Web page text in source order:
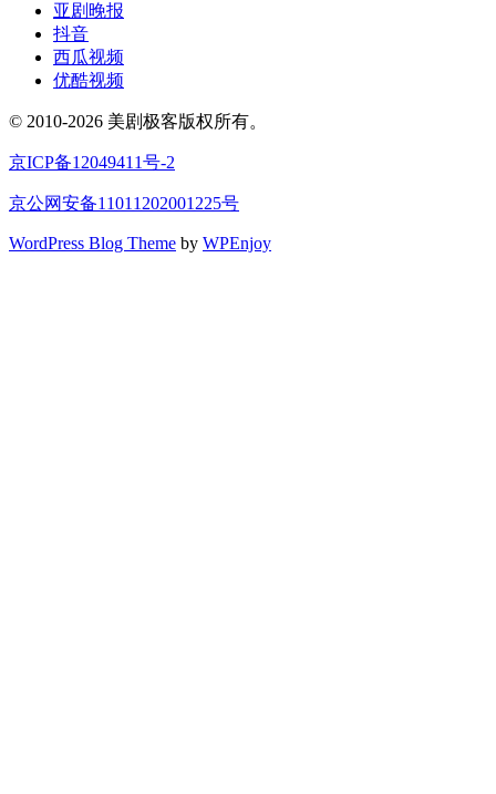
亚剧晚报
抖音
西瓜视频
优酷视频
© 2010-2026 美剧极客版权所有。
京ICP备12049411号-2
京公网安备11011202001225号
WordPress Blog Theme by WPEnjoy